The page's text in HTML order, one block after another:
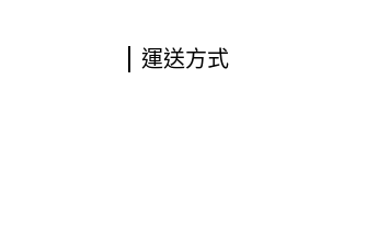
運送方式